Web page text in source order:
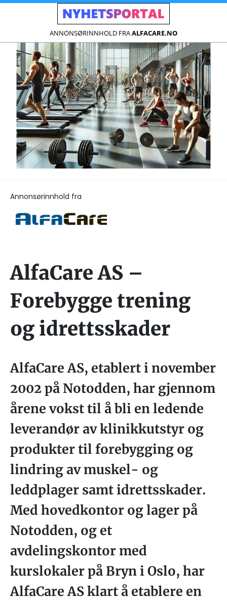
ANNONSØRINNHOLD FRAALFACARE.NO
Annonsørinnhold fra
AlfaCare AS –
Forebygge trening
og idrettsskader
AlfaCare AS, etablert i november
2002 på Notodden, har gjennom
årene vokst til å bli en ledende
leverandør av klinikkutstyr og
produkter til forebygging og
lindring av muskel- og
leddplager samt idrettsskader.
Med hovedkontor og lager på
Notodden, og et
avdelingskontor med
kurslokaler på Bryn i Oslo, har
AlfaCare AS klart å etablere en